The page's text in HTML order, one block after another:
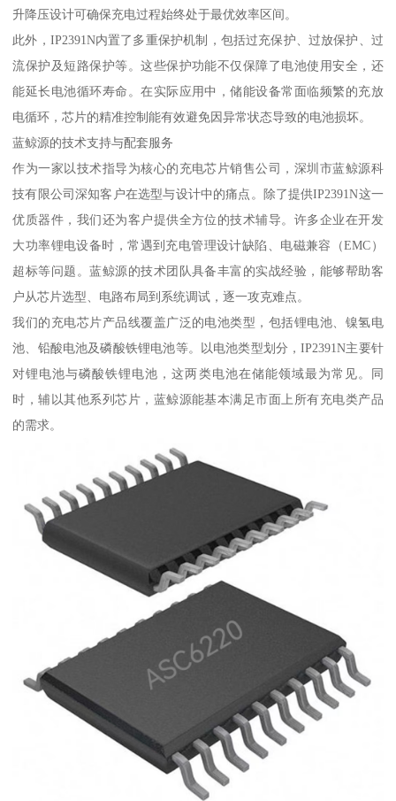
升降压设计可确保充电过程始终处于最优效率区间。
此外，IP2391N内置了多重保护机制，包括过充保护、过放保护、过
流保护及短路保护等。这些保护功能不仅保障了电池使用安全，还
能延长电池循环寿命。在实际应用中，储能设备常面临频繁的充放
电循环，芯片的精准控制能有效避免因异常状态导致的电池损坏。
蓝鲸源的技术支持与配套服务
作为一家以技术指导为核心的充电芯片销售公司，深圳市蓝鲸源科
技有限公司深知客户在选型与设计中的痛点。除了提供IP2391N这一
优质器件，我们还为客户提供全方位的技术辅导。许多企业在开发
大功率锂电设备时，常遇到充电管理设计缺陷、电磁兼容（EMC）
超标等问题。蓝鲸源的技术团队具备丰富的实战经验，能够帮助客
户从芯片选型、电路布局到系统调试，逐一攻克难点。
我们的充电芯片产品线覆盖广泛的电池类型，包括锂电池、镍氢电
池、铅酸电池及磷酸铁锂电池等。以电池类型划分，IP2391N主要针
对锂电池与磷酸铁锂电池，这两类电池在储能领域最为常见。同
时，辅以其他系列芯片，蓝鲸源能基本满足市面上所有充电类产品
的需求。